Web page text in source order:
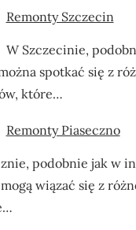
Remonty Szczecin
W Szczecinie,
spotkać się z
które…
Remonty Piaseczno
podobnie jak w
wiązać się z